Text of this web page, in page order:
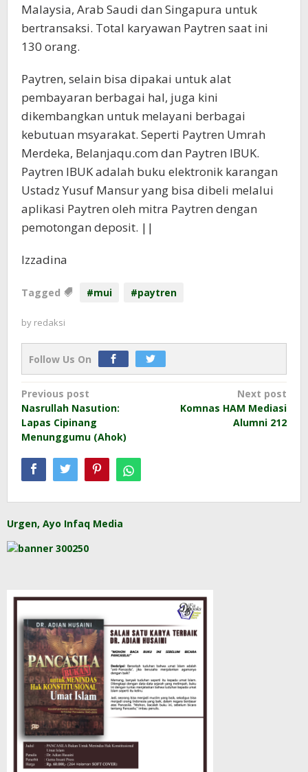
Malaysia, Arab Saudi dan Singapura untuk
bertransaksi. Total karyawan Paytren saat ini
130 orang.
Paytren, selain bisa dipakai untuk alat
pembayaran berbagai hal, juga kini
dikembangkan untuk melayani berbagai
kebutuan msyarakat. Seperti Paytren Umrah
Merdeka, Belanjaqu.com dan Paytren IBUK.
Paytren IBUK adalah buku elektronik karangan
Ustadz Yusuf Mansur yang bisa dibeli melalui
aplikasi Paytren oleh mitra Paytren dengan
pemotongan deposit. ||
Izzadina
Tagged #mui #paytren
by redaksi
Follow Us On
Post
navigation
Previous post
Nasrullah Nasution:
Lapas Cipinang
Menunggumu (Ahok)
Next post
Komnas HAM Mediasi
Alumni 212
Urgen, Ayo Infaq Media